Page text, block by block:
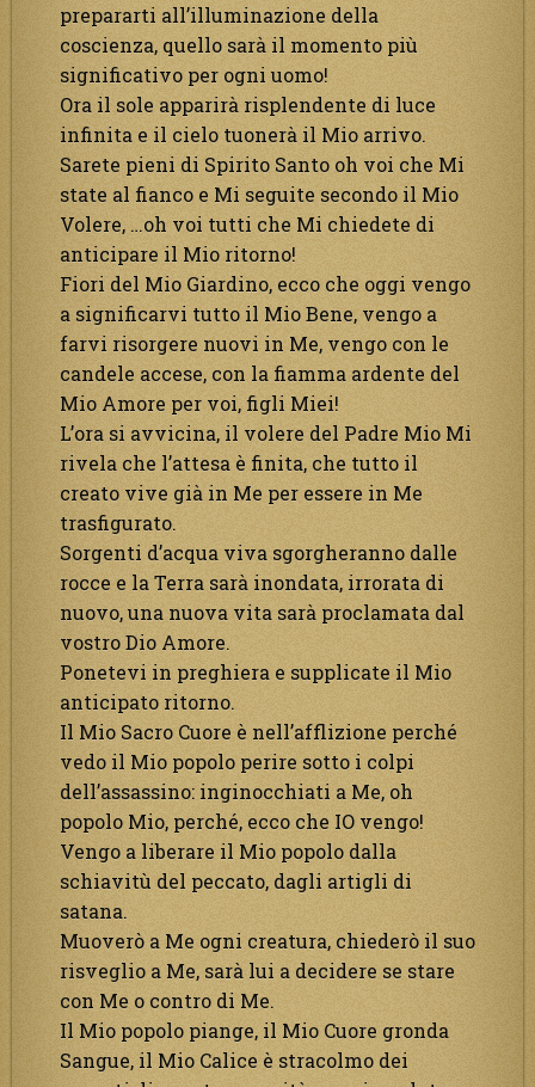
prepararti all’illuminazione della
coscienza, quello sarà il momento più
significativo per ogni uomo!
Ora il sole apparirà risplendente di luce
infinita e il cielo tuonerà il Mio arrivo.
Sarete pieni di Spirito Santo oh voi che Mi
state al fianco e Mi seguite secondo il Mio
Volere, …oh voi tutti che Mi chiedete di
anticipare il Mio ritorno!
Fiori del Mio Giardino, ecco che oggi vengo
a significarvi tutto il Mio Bene, vengo a
farvi risorgere nuovi in Me, vengo con le
candele accese, con la fiamma ardente del
Mio Amore per voi, figli Miei!
L’ora si avvicina, il volere del Padre Mio Mi
rivela che l’attesa è finita, che tutto il
creato vive già in Me per essere in Me
trasfigurato.
Sorgenti d’acqua viva sgorgheranno dalle
rocce e la Terra sarà inondata, irrorata di
nuovo, una nuova vita sarà proclamata dal
vostro Dio Amore.
Ponetevi in preghiera e supplicate il Mio
anticipato ritorno.
Il Mio Sacro Cuore è nell’afflizione perché
vedo il Mio popolo perire sotto i colpi
dell’assassino: inginocchiati a Me, oh
popolo Mio, perché, ecco che IO vengo!
Vengo a liberare il Mio popolo dalla
schiavitù del peccato, dagli artigli di
satana.
Muoverò a Me ogni creatura, chiederò il suo
risveglio a Me, sarà lui a decidere se stare
con Me o contro di Me.
Il Mio popolo piange, il Mio Cuore gronda
Sangue, il Mio Calice è stracolmo dei